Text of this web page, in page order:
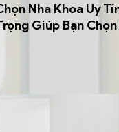
Nha Khoa Uy
Giúp Bạn